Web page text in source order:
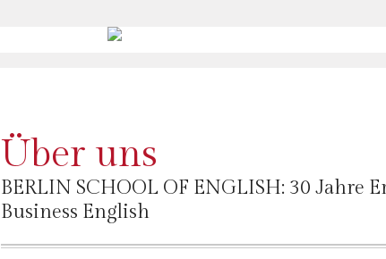
Über uns
BERLIN SCHOOL OF ENGLISH: 30
Business English